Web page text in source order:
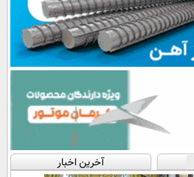
آخرین اخبار